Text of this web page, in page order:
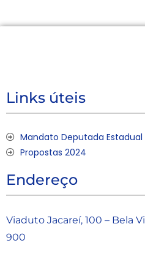
Links úteis
Mandato Deputada Estadual
Propostas 2024
Endereço
Viaduto Jacareí, 100 – Bela
900